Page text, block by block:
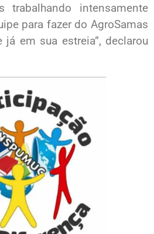
trabalhando intensamente
para fazer do AgroSamas
já em sua estreia”, declarou